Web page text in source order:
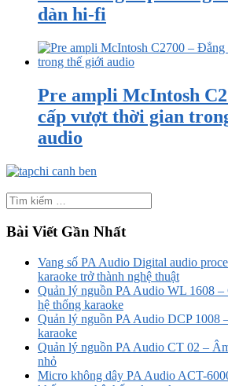
dàn hi-fi
Pre ampli McIntosh
cấp vượt thời gian
audio
Bài Viết Gần Nhất
Vang số PA Audio Digital audio
karaoke trở thành nghệ thuật
Quản lý nguồn PA Audio WL 1608 –
hệ thống karaoke
Quản lý nguồn PA Audio DCP 1008
karaoke
Quản lý nguồn PA Audio CT 02 –
nhỏ
Micro không dây PA Audio ACT-